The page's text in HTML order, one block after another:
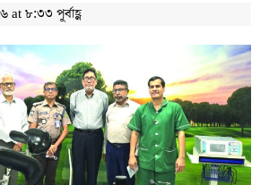
৮:৩৩ পূর্বাহ্ণ